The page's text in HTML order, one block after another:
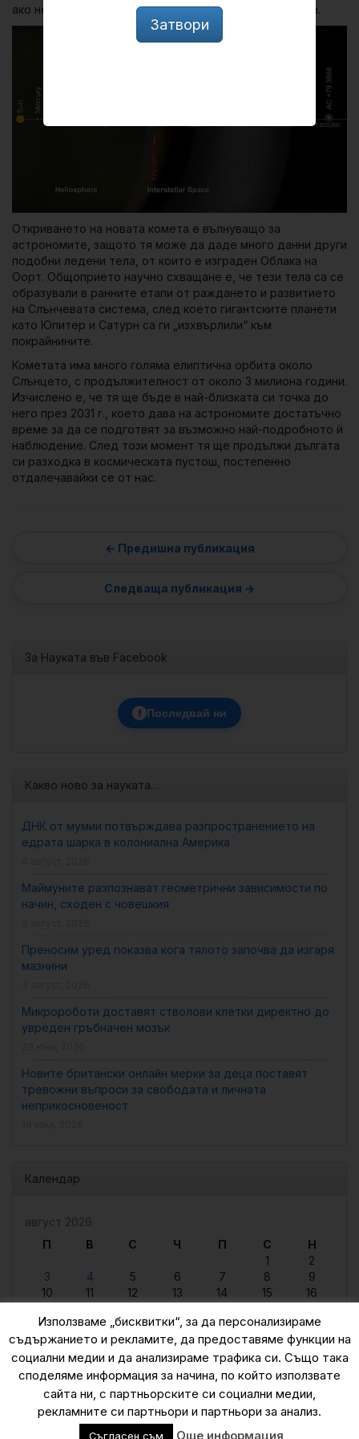
ако не и на всичките комети, които познаваме досега.
Откриването на новата комета е вълнуващо за
астрономите, защото тя може да даде много данни други
подобни ледени тела, от които е изграден Облака на
Оорт. Общоприето научно схващане е, че тези тела са се
образували в ранните етапи от раждането и развитието
на Слънчевата система, след което гигантските планети
като Юпитер и Сатурн са ги „изхвърлили“ към
покрайнините.
Кометата има много голяма елиптична орбита около
Слънцето, с продължителност от около 3 милиона години.
Изчислено е, че тя ще бъде в най-близката си точка до
него през 2031 г., което дава на астрономите достатъчно
време за да се подготвят за възможно най-подробното ѝ
наблюдение. След този момент тя ще продължи дългата
си разходка в космическата пустош, постепенно
отдалечавайки се от нас.
За Науката във Facebook
f Последвай ни
Какво ново за науката…
ДНК от мумии потвърждава разпространението на
едрата шарка в колониална Америка
Маймуните разпознават геометрични зависимости по
начин, сходен с човешкия
Преносим уред показва кога тялото започва да изгаря
мазнини
Микророботи доставят стволови клетки директно до
увреден гръбначен мозък
Новите британски онлайн мерки за деца поставят
тревожни въпроси за свободата и личната
неприкосновеност
Календар
август 2026
П
В С Ч П С
Н
1
2
3
4 5 6 7 8
9
10
11 12 13 14 15
16
24
25 26 27 28 29
30
31
« юни
© 2015 — 2026
Използваме „бисквитки“, за да персонализираме
съдържанието и рекламите, да предоставяме функции на
социални медии и да анализираме трафика си. Също така
споделяме информация за начина, по който използвате
сайта ни, с партньорските си социални медии,
рекламните си партньори и партньори за анализ.
Съгласен съм Още информация
Затвори